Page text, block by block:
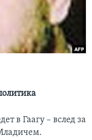
в Гаагу – вслед за